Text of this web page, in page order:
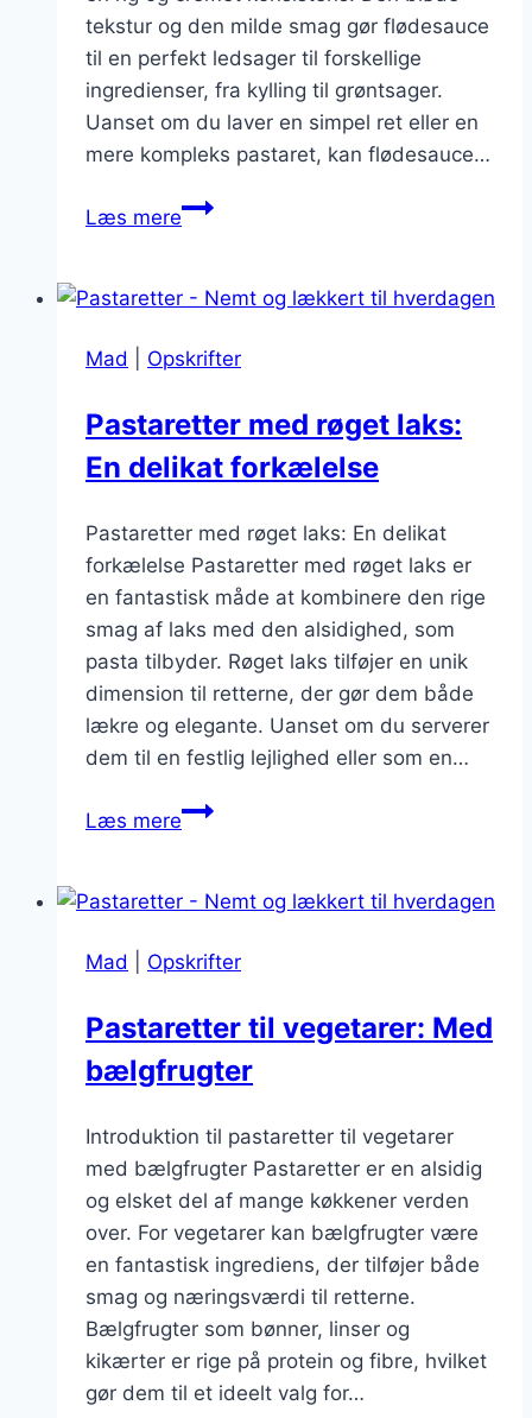
tekstur og den milde smag gør flødesauce
til en perfekt ledsager til forskellige
ingredienser, fra kylling til grøntsager.
Uanset om du laver en simpel ret eller en
mere kompleks pastaret, kan flødesauce…
Læs mereFlødesauce
Fuldend
ret
Mad Opskrifter
Pastaretter med røget laks:
En delikat forkælelse
Pastaretter med røget laks: En delikat
forkælelse Pastaretter med røget laks er
en fantastisk måde at kombinere den rige
smag af laks med den alsidighed, som
pasta tilbyder. Røget laks tilføjer en unik
dimension til retterne, der gør dem både
lækre og elegante. Uanset om du serverer
dem til en festlig lejlighed eller som en…
Læs merePastaretter
laks:
delikat
Mad Opskrifter
Pastaretter til vegetarer: Med
bælgfrugter
Introduktion til pastaretter til vegetarer
med bælgfrugter Pastaretter er en alsidig
og elsket del af mange køkkener verden
over. For vegetarer kan bælgfrugter være
en fantastisk ingrediens, der tilføjer både
smag og næringsværdi til retterne.
Bælgfrugter som bønner, linser og
kikærter er rige på protein og fibre, hvilket
gør dem til et ideelt valg for…